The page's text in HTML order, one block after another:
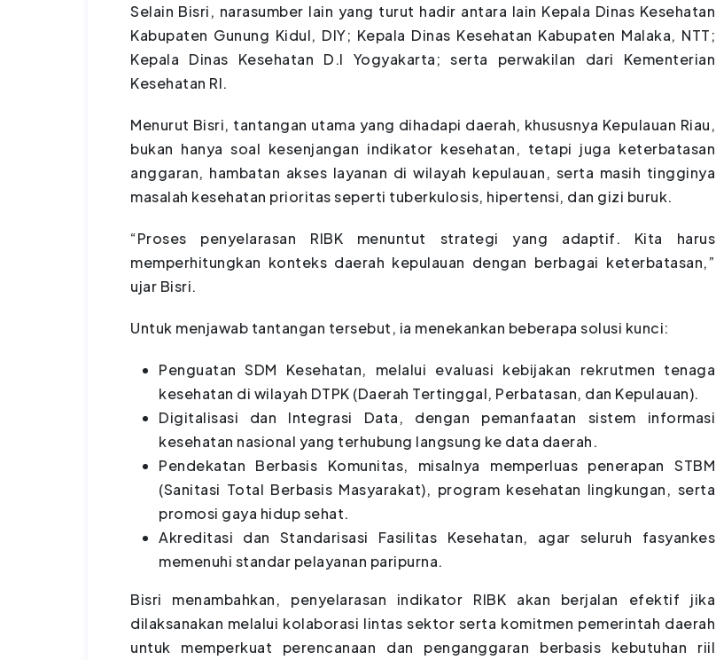
Selain Bisri, narasumber lain yang turut hadir antara lain Kepala Dinas Kesehatan
Kabupaten Gunung Kidul, DIY; Kepala Dinas Kesehatan Kabupaten Malaka, NTT;
Kepala Dinas Kesehatan D.I Yogyakarta; serta perwakilan dari Kementerian
Kesehatan RI.
Menurut Bisri, tantangan utama yang dihadapi daerah, khususnya Kepulauan Riau,
bukan hanya soal kesenjangan indikator kesehatan, tetapi juga keterbatasan
anggaran, hambatan akses layanan di wilayah kepulauan, serta masih tingginya
masalah kesehatan prioritas seperti tuberkulosis, hipertensi, dan gizi buruk.
“Proses penyelarasan RIBK menuntut strategi yang adaptif. Kita harus
memperhitungkan konteks daerah kepulauan dengan berbagai keterbatasan,”
ujar Bisri.
Untuk menjawab tantangan tersebut, ia menekankan beberapa solusi kunci:
Penguatan SDM Kesehatan, melalui evaluasi kebijakan rekrutmen tenaga
kesehatan di wilayah DTPK (Daerah Tertinggal, Perbatasan, dan Kepulauan).
Digitalisasi dan Integrasi Data, dengan pemanfaatan sistem informasi
kesehatan nasional yang terhubung langsung ke data daerah.
Pendekatan Berbasis Komunitas, misalnya memperluas penerapan STBM
(Sanitasi Total Berbasis Masyarakat), program kesehatan lingkungan, serta
promosi gaya hidup sehat.
Akreditasi dan Standarisasi Fasilitas Kesehatan, agar seluruh fasyankes
memenuhi standar pelayanan paripurna.
Bisri menambahkan, penyelarasan indikator RIBK akan berjalan efektif jika
dilaksanakan melalui kolaborasi lintas sektor serta komitmen pemerintah daerah
untuk memperkuat perencanaan dan penganggaran berbasis kebutuhan riil